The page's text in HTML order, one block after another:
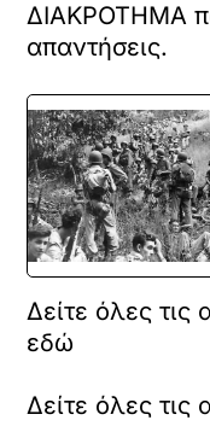
ΔΙΑΚΡΟΤΗΜΑ
απαντήσεις.
Δείτε όλες τις
εδώ
Δείτε όλες τις